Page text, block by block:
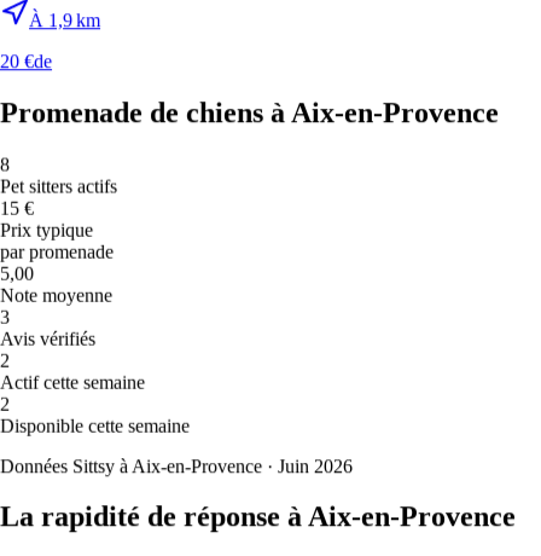
Très chaud
Mer 12
🔥
21
Très chaud
37°
21°
Très chaud
Ven 14
🔥
38°
Très chaud
🔥
22°
Dim 16
33°
À 1,9 km
20 €de
Promenade de chiens à Aix-en-Provence
8
Pet sitters actifs
15 €
Prix typique
par promenade
5,00
Note moyenne
3
Avis vérifiés
2
Actif cette semaine
2
Disponible cette semaine
Données Sittsy à Aix-en-Provence · Juin 2026
La rapidité de réponse à Aix-en-Provence